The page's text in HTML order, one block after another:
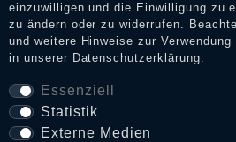
AGB
Widerrufs­recht
einzuwilligen und die Einwilligung zu
zu ändern oder zu widerrufen.
und weitere Hinweise zur
in unserer Daten­schutz­erklärung.
Essenziell
Statistik
Externe Medien